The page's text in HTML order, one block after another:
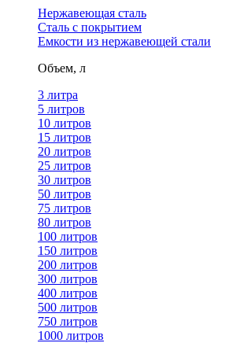
Нержавеющая сталь
Сталь с покрытием
Емкости из нержавеющей стали
Объем, л
3 литра
5 литров
10 литров
15 литров
20 литров
25 литров
30 литров
50 литров
75 литров
80 литров
100 литров
150 литров
200 литров
300 литров
400 литров
500 литров
750 литров
1000 литров